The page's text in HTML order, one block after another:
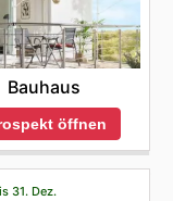
Bauhaus
öffnen
31. Dez.